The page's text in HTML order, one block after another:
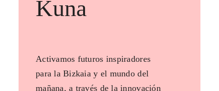
Kuna
Activamos futuros inspiradores
para la Bizkaia y el mundo del
mañana, a través de la innovación